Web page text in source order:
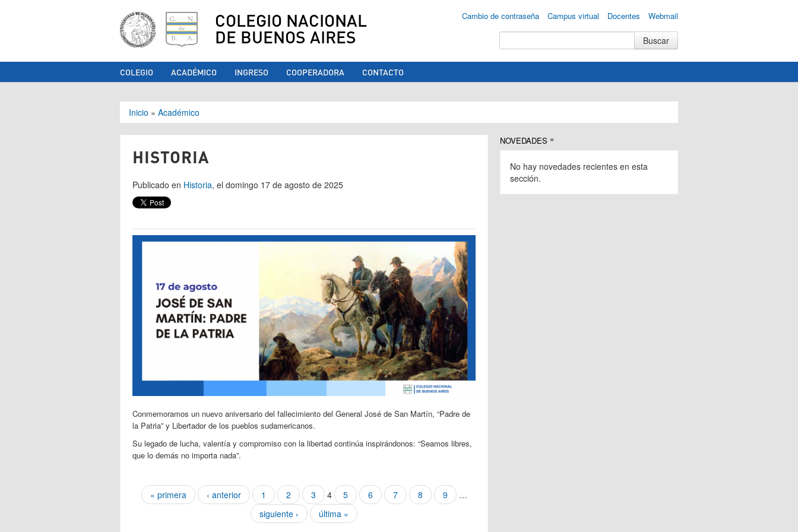
COLEGIO NACIONAL
DE BUENOS AIRES
Cambio de contraseña Campus virtual Docentes Webmail
COLEGIO ACADÉMICO INGRESO COOPERADORA CONTACTO
Se encuentra usted aquí
Inicio » Académico
HISTORIA
Publicado en Historia, el domingo 17 de agosto de 2025
Conmemoramos un nuevo aniversario del fallecimiento del General José de San Martín, “Padre de
la Patria” y Libertador de los pueblos sudamericanos.
Su legado de lucha, valentía y compromiso con la libertad continúa inspirándonos: “Seamos libres,
que lo demás no importa nada”.
Páginas
« primera ‹ anterior 1 2 3 4 5 6 7 8 9
…
siguiente ›
última »
NOVEDADES
No hay novedades recientes en esta
sección.